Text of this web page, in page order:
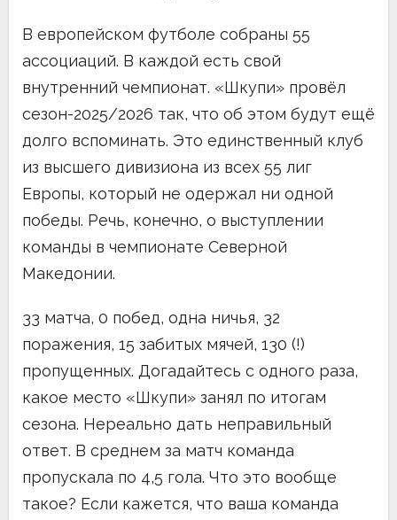
В европейском футболе собраны 55
ассоциаций. В каждой есть свой
внутренний чемпионат. «Шкупи» провёл
сезон-2025/2026 так, что об этом будут ещё
долго вспоминать. Это единственный клуб
из высшего дивизиона из всех 55 лиг
Европы, который не одержал ни одной
победы. Речь, конечно, о выступлении
команды в чемпионате Северной
Македонии.
33 матча, 0 побед, одна ничья, 32
поражения, 15 забитых мячей, 130 (!)
пропущенных. Догадайтесь с одного раза,
какое место «Шкупи» занял по итогам
сезона. Нереально дать неправильный
ответ. В среднем за матч команда
пропускала по 4,5 гола. Что это вообще
такое? Если кажется, что ваша команда